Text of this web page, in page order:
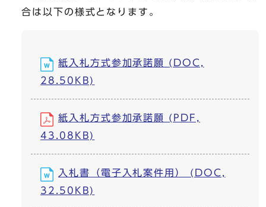
合は以下の様式となります。
紙入札方式参加承諾願 (DOC,
28.50KB)
紙入札方式参加承諾願 (PDF,
43.08KB)
入札書（電子入札案件用） (DOC,
32.50KB)